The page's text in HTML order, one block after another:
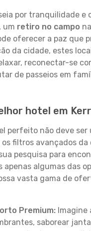
por tranquilidade e
um retiro no campo
oferecer a paz que
da cidade, estes
reconectar-se
de passeios em
hotel em
perfeito não deve ser
os filtros avançados da
pesquisa para
apenas algumas das
vasta gama de
Premium: Imagine
saborear